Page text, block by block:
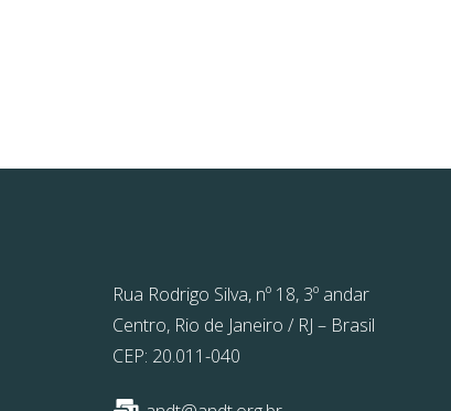
Rua Rodrigo Silva, nº 18, 3º andar
Centro, Rio de Janeiro / RJ – Brasil
CEP: 20.011-040